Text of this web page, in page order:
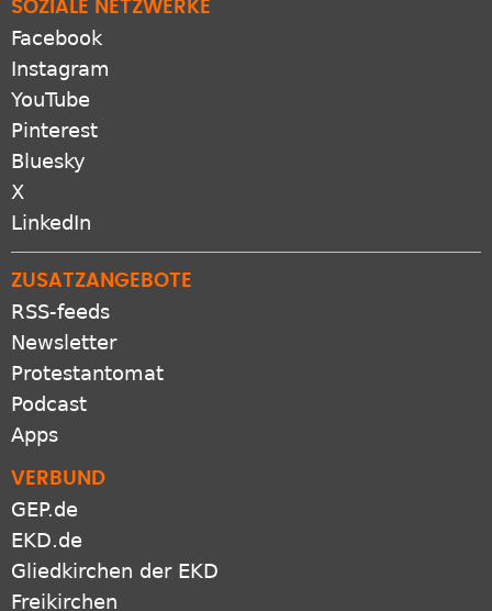
SOZIALE NETZWERKE
Facebook
Instagram
YouTube
Pinterest
Bluesky
X
LinkedIn
ZUSATZANGEBOTE
RSS-feeds
Newsletter
Protestantomat
Podcast
Apps
VERBUND
GEP.de
EKD.de
Gliedkirchen der EKD
Freikirchen